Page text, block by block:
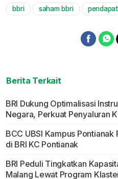
bbri saham bbri
Berita Terkait
BRI Dukung Optimalisasi
Negara, Perkuat Penyaluran
BCC UBSI Kampus
di BRI KC Pontianak
BRI Peduli Tingkatkan
Malang Lewat Program